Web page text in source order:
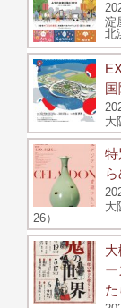
淀
北
国
大
ら
大
26）
た